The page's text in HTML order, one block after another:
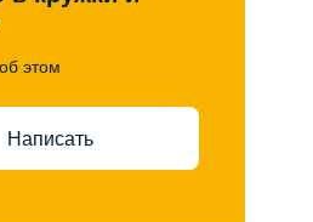
этом
Написать